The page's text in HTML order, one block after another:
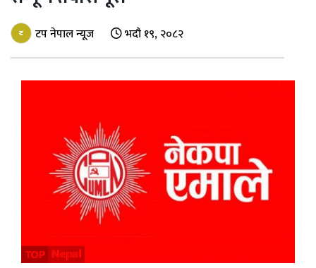
विश्व
बिचार
जापान
टप नेपाल न्यूज भदौ १९, २०८२